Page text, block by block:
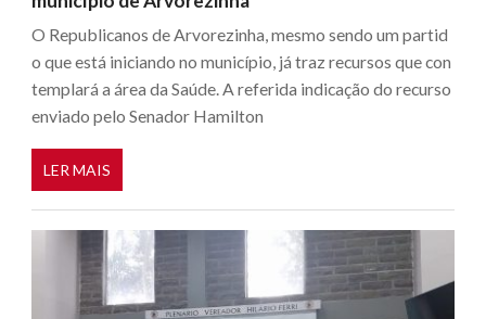
O Republicanos de Arvorezinha, mesmo sendo um partid
o que está iniciando no município, já traz recursos que con
templará a área da Saúde. A referida indicação do recurso
enviado pelo Senador Hamilton
LER MAIS